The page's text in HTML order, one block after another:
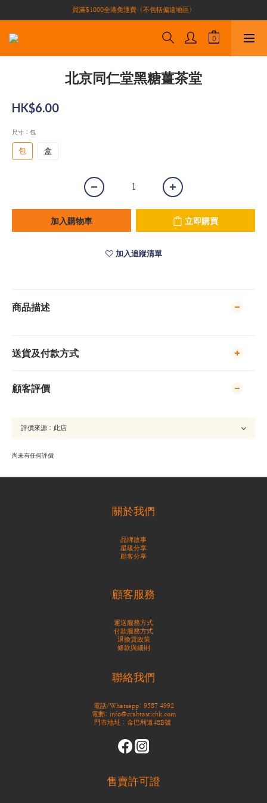
買滿$1000全港免運費（不包括偏遠地區）
買滿$1000全港免運費（不包括偏遠地區）
加入會員即有10積分 （積分可作現金下次使用）| 全港免運費🚚
買滿$1000全港免運費（不包括偏遠地區）
北京同仁堂黑糖薑茶堂
HK$6.00
尺寸 : 包
包 盒
加入購物車 立即購買
加入追蹤清單
商品描述
送貨及付款方式
顧客評價
尚未有任何評價
關於我們
品牌故事
星級分享
顧客分享
顧客服務
運送服務方式
付款服務方式
退換貨政策
條款與細則
聯絡我們
電話/Whatsapp: 9587 4992
電郵: info@crabtastichk.com
門市地址：金巴利道48B號
售賣許可證